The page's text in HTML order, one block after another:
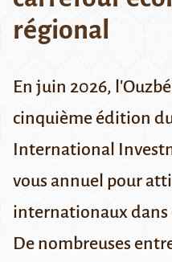
régional
En juin 2026,
cinquième édition
International
vous annuel pour
internationaux dans
De nombreuses